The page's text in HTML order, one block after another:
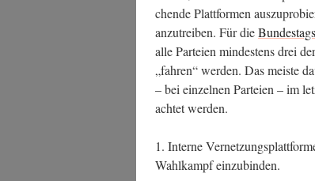
chen­de Platt­for­men
an­zu­trei­ben. Für die
alle Par­tei­en min­des­tens drei
„fah­ren“ wer­den. Das meis­te
– bei ein­zel­nen Par­tei­en – im
ach­tet werden.
1. Inter­ne
Wahl­kampf einzubinden.